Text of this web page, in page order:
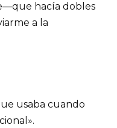
hacía dobles
a la
usaba cuando